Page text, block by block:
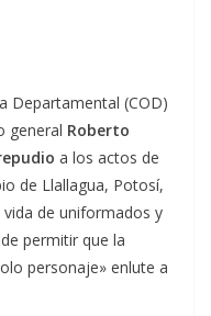
Departamental (COD)
general Roberto
a los actos de
de Llallagua, Potosí,
de uniformados y
permitir que la
personaje» enlute a